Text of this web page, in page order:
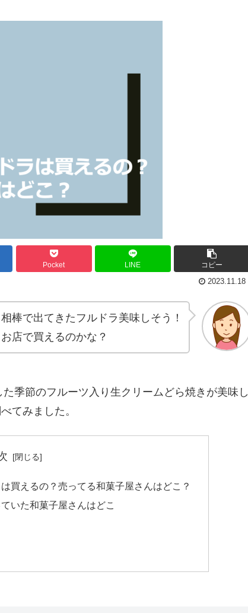
Pocket LINE
コピー
2023.11.18
相棒で出てきたフルドラ美味しそう！
お店で買えるのかな？
季節のフルーツ入り生クリームどら焼きが美味し
てみました。
買えるの？売ってる和菓子屋さんはどこ？
いた和菓子屋さんはどこ